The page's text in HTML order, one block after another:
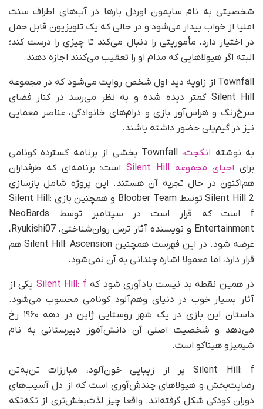
شخصیتی به نام سایمون اوردل بارها در آب‌های اطراف سنت
املیا از خواب بیدار می‌شود و در حالی که یک تلویزیون قابل حمل
در اختیار دارد، مأموریتی را دنبال می‌کند تا چیزی را درست کند؛
البته اگر هیولاهایی که مدام او را تعقیب می‌کنند اجازه دهند.
Townfall از زاویه دید اول شخص روایت می‌شود که در مجموعه
Silent Hill کمتر دیده شده و به نظر می‌رسد در کنار فضای
سرخ‌رنگ و هراس‌آور بازی و درام‌های خانوادگی، عناصر معمایی
نیز در گیم‌پلی حضور داشته باشند.
به نوشته انگجت
، Townfall بخشی از برنامه گسترده کونامی
برای احیای مجموعه Silent Hill
است؛ برنامه‌ای که طرفداران
هم‌اکنون در حال تجربه آن هستند. این پروژه شامل بازسازی
Silent Hill 2 توسط Bloober Team و همچنین بازی Silent Hill:
f است که قرار است در سپتامبر توسط NeoBards
Entertainment و نویسنده آثار ترس روان‌شناختی، Ryukishi07،
عرضه شود. در این فهرست همچنین Silent Hill: Ascension هم
قرار دارد، اما معمولا اشاره چندانی به آن نمی‌شود.
در همین نقطه بد نیست یادآوری شود که Silent Hill: f یکی از
آثار بسیار خوب در دنیای وهم‌آلود کونامی محسوب می‌شود.
داستان این بازی در یک شهر روستایی ژاپن در دهه ۱۹۶۰ رخ
می‌دهد و شخصیت اصلی آن دانش‌آموز دبیرستانی به نام
شیمیزو هیناکو است.
Silent Hill: f پر از زیبایی خون‌آلود، مبارزات تن‌به‌تن
رضایت‌بخش و هیولاهای چندش‌آوری است که از دل آسیب‌های
دوران کودکی شکل گرفته‌اند. واقعا چیز لذت‌بخش‌تری از تکه‌تکه